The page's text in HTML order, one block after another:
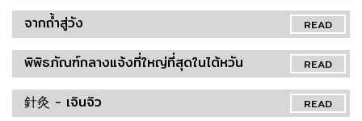
READ
จากถ้ำสู่วัง
READ
พิพิธภัณฑ์กลางแจ้งที่ใหญ่ที่สุดในไต้หวัน
READ
針灸 - เจินจิว